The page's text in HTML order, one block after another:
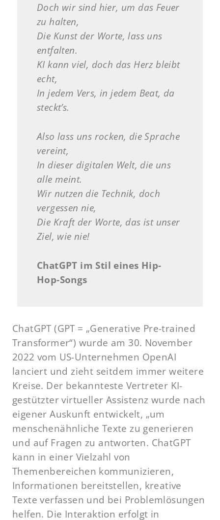
Doch wir sind hier, um das Feuer
zu halten,
Die Kunst der Worte, lass uns
entfalten.
KI kann viel, doch das Herz bleibt
echt,
In jedem Vers, in jedem Beat, da
steckt’s.
Also lass uns rocken, die Sprache
vereint,
In dieser digitalen Welt, die uns
alle meint.
Wir nutzen die Technik, doch
vergessen nie,
Die Kraft der Worte, das ist unser
Ziel, wie nie!
ChatGPT im Stil eines Hip-
Hop-Songs
ChatGPT (GPT = „Generative Pre-trained
Transformer“) wurde am 30. November
2022 vom US-Unternehmen OpenAI
lanciert und zieht seitdem immer weitere
Kreise. Der bekannteste Vertreter KI-
gestützter virtueller Assistenz wurde nach
eigener Auskunft entwickelt, „um
menschenähnliche Texte zu generieren
und auf Fragen zu antworten. ChatGPT
kann in einer Vielzahl von
Themenbereichen kommunizieren,
Informationen bereitstellen, kreative
Texte verfassen und bei Problemlösungen
helfen. Die Interaktion erfolgt in